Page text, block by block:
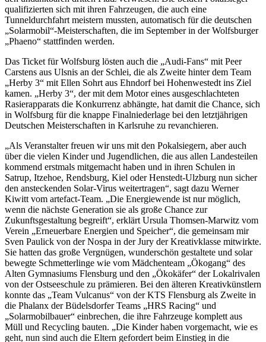
qualifizierten sich mit ihren Fahrzeugen, die auch eine
Tunneldurchfahrt meistern mussten, automatisch für die deutschen
„Solarmobil“-Meisterschaften, die im September in der Wolfsburger
„Phaeno“ stattfinden werden.
Das Ticket für Wolfsburg lösten auch die „Audi-Fans“ mit Peer
Carstens aus Ulsnis an der Schlei, die als Zweite hinter dem Team
„Herby 3“ mit Ellen Sohrt aus Ehndorf bei Hohenwestedt ins Ziel
kamen. „Herby 3“, der mit dem Motor eines ausgeschlachteten
Rasierapparats die Konkurrenz abhängte, hat damit die Chance, sich
in Wolfsburg für die knappe Finalniederlage bei den letztjährigen
Deutschen Meisterschaften in Karlsruhe zu revanchieren.
„Als Veranstalter freuen wir uns mit den Pokalsiegern, aber auch
über die vielen Kinder und Jugendlichen, die aus allen Landesteilen
kommend erstmals mitgemacht haben und in ihren Schulen in
Satrup, Itzehoe, Rendsburg, Kiel oder Henstedt-Ulzburg nun sicher
den ansteckenden Solar-Virus weitertragen“, sagt dazu Werner
Kiwitt vom artefact-Team. „Die Energiewende ist nur möglich,
wenn die nächste Generation sie als große Chance zur
Zukunftsgestaltung begreift“, erklärt Ursula Thomsen-Marwitz vom
Verein „Erneuerbare Energien und Speicher“, die gemeinsam mir
Sven Paulick von der Nospa in der Jury der Kreativklasse mitwirkte.
Sie hatten das große Vergnügen, wunderschön gestaltete und solar
bewegte Schmetterlinge wie vom Mädchenteam „Ökogang“ des
Alten Gymnasiums Flensburg und den „Ökokäfer“ der Lokalrivalen
von der Ostseeschule zu prämieren. Bei den älteren Kreativkünstlern
konnte das „Team Vulcanus“ von der KTS Flensburg als Zweite in
die Phalanx der Büdelsdorfer Teams „HRS Racing“ und
„Solarmobilbauer“ einbrechen, die ihre Fahrzeuge komplett aus
Müll und Recycling bauten. „Die Kinder haben vorgemacht, wie es
geht, nun sind auch die Eltern gefordert beim Einstieg in die